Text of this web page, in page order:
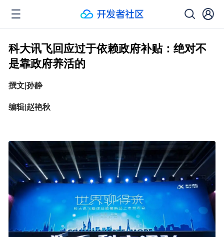
科大讯飞回应过于依赖政府补贴：绝对不
是靠政府养活的
撰文|孙静
编辑|赵艳秋